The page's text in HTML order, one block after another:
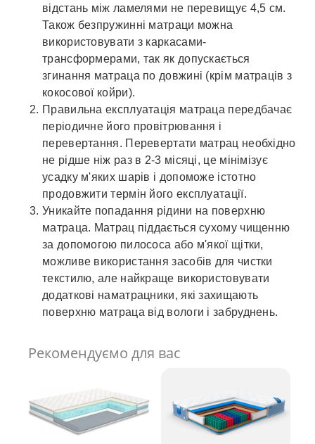
відстань між ламелями не перевищує 4,5 см.
Також безпружинні матраци можна
використовувати з каркасами-
трансформерами, так як допускається
згинання матраца по довжині (крім матраців з
кокосової койри).
Правильна експлуатація матраца передбачає
періодичне його провітрювання і
перевертання. Перевертати матрац необхідно
не рідше ніж раз в 2-3 місяці, це мінімізує
усадку м'яких шарів і допоможе істотно
продовжити термін його експлуатації.
Уникайте попадання рідини на поверхню
матраца. Матрац піддається сухому чищенню
за допомогою пилососа або м'якої щітки,
можливе використання засобів для чистки
текстилю, але найкраще використовувати
додаткові наматрацники, які захищають
поверхню матраца від вологи і забруднень.
Рекомендуємо для вас